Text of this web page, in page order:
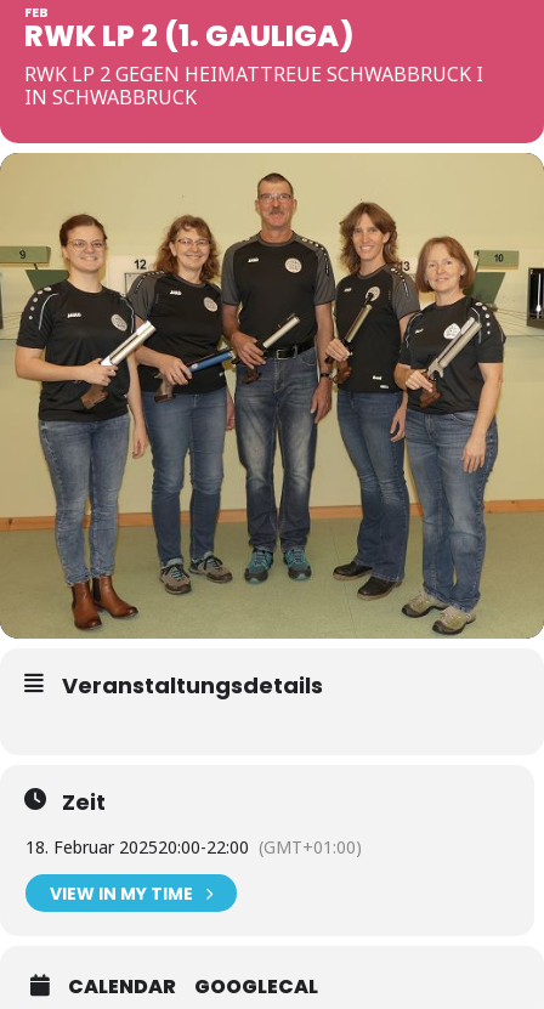
FEB
RWK LP 2 (1. GAULIGA)
RWK LP 2 GEGEN HEIMATTREUE SCHWABBRUCK I
IN SCHWABBRUCK
Veranstaltungsdetails
Zeit
18. Februar 202520:00-22:00 (GMT+01:00)
VIEW IN MY TIME
CALENDAR GOOGLECAL